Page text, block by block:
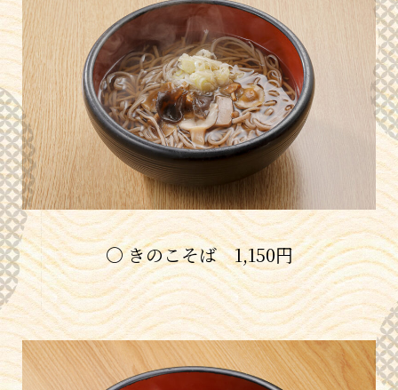
〇 きのこそば 1,150円